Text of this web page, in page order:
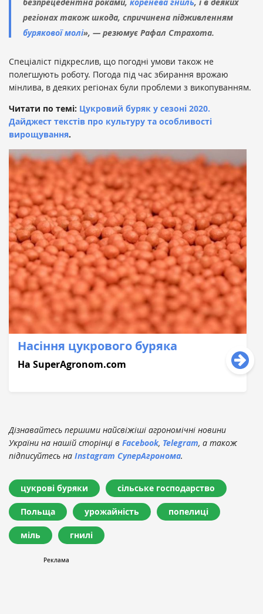
регіонах також шкода, спричинена підживленням
бурякової молі», — резюмує Рафал Страхота.
Спеціаліст підкреслив, що погодні умови також не
полегшують роботу. Погода під час збирання врожаю
мінлива, в деяких регіонах були проблеми з викопуванням.
Читати по темі: Цукровий буряк у сезоні 2020.
Дайджест текстів про культуру та особливості
вирощування.
Насіння цукрового буряка
На SuperAgronom.com
Дізнавайтесь першими найсвіжіші агрономічні новини
України на нашій сторінці в Facebook, Telegram, а також
підписуйтесь на Instagram СуперАгронома.
цукрові буряки сільське господарство
Польща урожайність попелиці
міль гнилі